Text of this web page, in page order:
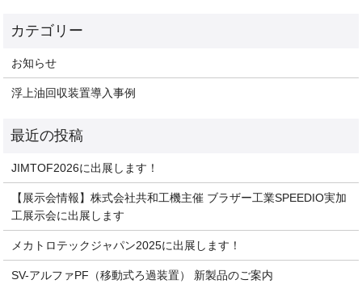
お知らせ
浮上油回収装置導入事例
JIMTOF2026に出展します！
【展示会情報】株式会社共和工機主催 ブラザー工業SPEEDIO実加
工展示会に出展します
メカトロテックジャパン2025に出展します！
SV-アルファPF（移動式ろ過装置） 新製品のご案内